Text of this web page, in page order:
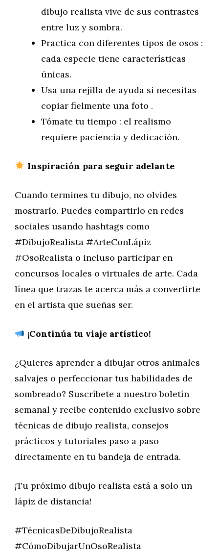
dibujo realista vive de sus contrastes
entre luz y sombra.
Practica con diferentes tipos de osos :
cada especie tiene características
únicas.
Usa una rejilla de ayuda si necesitas
copiar fielmente una foto .
Tómate tu tiempo : el realismo
requiere paciencia y dedicación.
Inspiración para seguir adelante
Cuando termines tu dibujo, no olvides
mostrarlo. Puedes compartirlo en redes
sociales usando hashtags como
#DibujoRealista #ArteConLápiz
#OsoRealista o incluso participar en
concursos locales o virtuales de arte. Cada
línea que trazas te acerca más a convertirte
en el artista que sueñas ser.
¡Continúa tu viaje artístico!
¿Quieres aprender a dibujar otros animales
salvajes o perfeccionar tus habilidades de
sombreado? Suscríbete a nuestro boletín
semanal y recibe contenido exclusivo sobre
técnicas de dibujo realista, consejos
prácticos y tutoriales paso a paso
directamente en tu bandeja de entrada.
¡Tu próximo dibujo realista está a solo un
lápiz de distancia!
#TécnicasDeDibujoRealista
#CómoDibujarUnOsoRealista